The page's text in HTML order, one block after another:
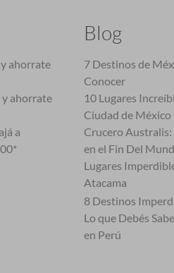
y ahorrate
y ahorrate
a
Blog
7 Destinos de
Conocer
10 Lugares
Ciudad de México
Crucero
en el Fin Del
Lugares
Atacama
8 Destinos
Lo que Debés
en Perú